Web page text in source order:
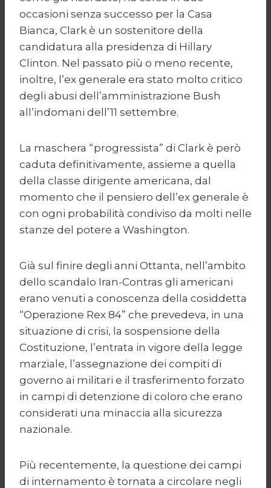
occasioni senza successo per la Casa
Bianca, Clark è un sostenitore della
candidatura alla presidenza di Hillary
Clinton. Nel passato più o meno recente,
inoltre, l’ex generale era stato molto critico
degli abusi dell’amministrazione Bush
all’indomani dell’11 settembre.
La maschera “progressista” di Clark è però
caduta definitivamente, assieme a quella
della classe dirigente americana, dal
momento che il pensiero dell’ex generale è
con ogni probabilità condiviso da molti nelle
stanze del potere a Washington.
Già sul finire degli anni Ottanta, nell’ambito
dello scandalo Iran-Contras gli americani
erano venuti a conoscenza della cosiddetta
“Operazione Rex 84” che prevedeva, in una
situazione di crisi, la sospensione della
Costituzione, l’entrata in vigore della legge
marziale, l’assegnazione dei compiti di
governo ai militari e il trasferimento forzato
in campi di detenzione di coloro che erano
considerati una minaccia alla sicurezza
nazionale.
Più recentemente, la questione dei campi
di internamento è tornata a circolare negli